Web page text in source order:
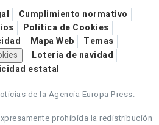
Cumplimiento normativo
Política de Cookies
Mapa Web
Temas
Loteria de navidad
estatal
de la Agencia Europa Press.
prohibida la redistribución